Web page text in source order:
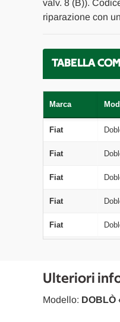
valv. 8 (B)).
riparazione con
TABELLA
Marca
Fiat
Fiat
Fiat
Fiat
Fiat
Ulteriori
Modello: DOBLÒ